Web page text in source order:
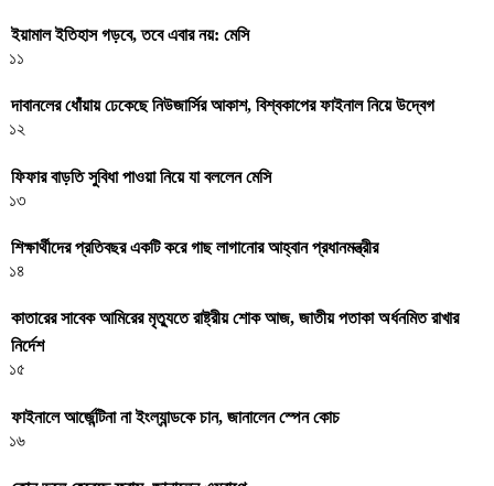
ইয়ামাল ইতিহাস গড়বে, তবে এবার নয়: মেসি
১১
দাবানলের ধোঁয়ায় ঢেকেছে নিউজার্সির আকাশ, বিশ্বকাপের ফাইনাল নিয়ে উদ্বেগ
১২
ফিফার বাড়তি সুবিধা পাওয়া নিয়ে যা বললেন মেসি
১৩
শিক্ষার্থীদের প্রতিবছর একটি করে গাছ লাগানোর আহ্বান প্রধানমন্ত্রীর
১৪
কাতারের সাবেক আমিরের মৃত্যুতে রাষ্ট্রীয় শোক আজ, জাতীয় পতাকা অর্ধনমিত রাখার
নির্দেশ
১৫
ফাইনালে আর্জেন্টিনা না ইংল্যান্ডকে চান, জানালেন স্পেন কোচ
১৬